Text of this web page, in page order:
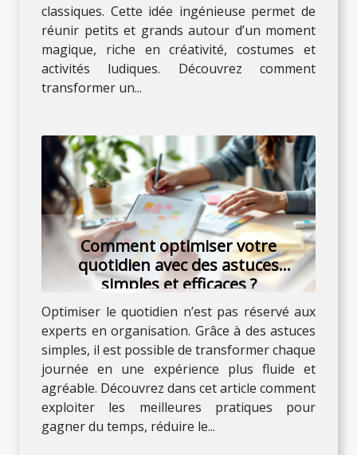
classiques. Cette idée ingénieuse permet de
réunir petits et grands autour d’un moment
magique, riche en créativité, costumes et
activités ludiques. Découvrez comment
transformer un...
Comment optimiser votre
quotidien avec des astuces
simples et efficaces ?
Optimiser le quotidien n’est pas réservé aux
experts en organisation. Grâce à des astuces
simples, il est possible de transformer chaque
journée en une expérience plus fluide et
agréable. Découvrez dans cet article comment
exploiter les meilleures pratiques pour
gagner du temps, réduire le...